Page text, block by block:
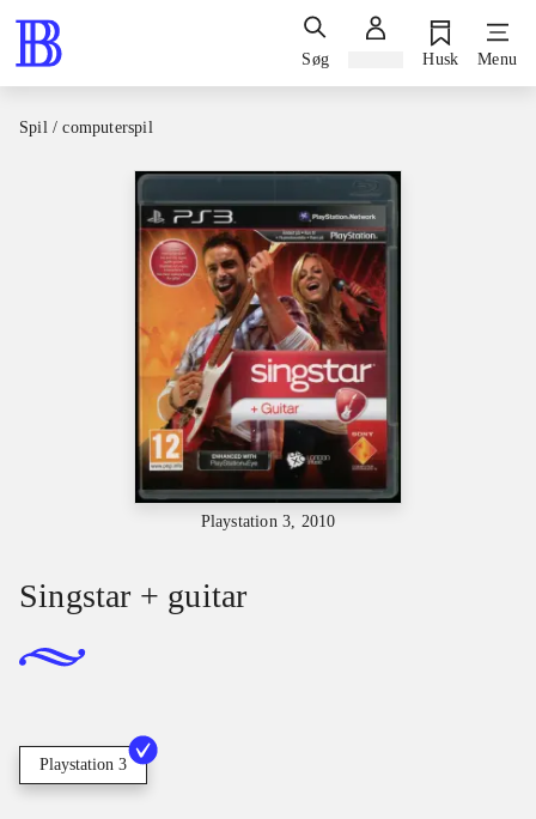
Søg Husk Menu
Spil / computerspil
Playstation 3, 2010
Singstar + guitar
Playstation 3